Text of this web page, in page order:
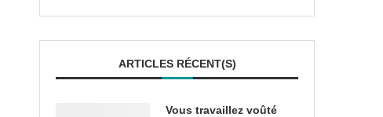
ARTICLES RÉCENT(S)
Vous travaillez voûté